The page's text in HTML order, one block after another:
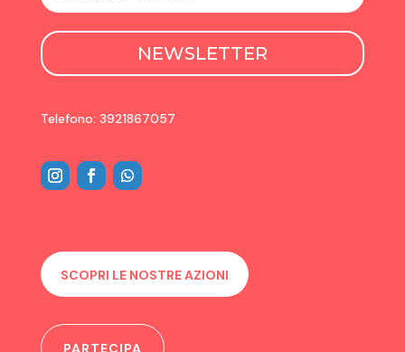
NEWSLETTER
Telefono: 3921867057
SCOPRI LE NOSTRE AZIONI
PARTECIPA